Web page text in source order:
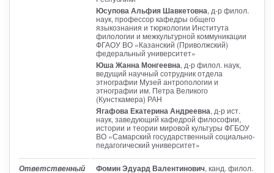
Юсупова Альфия Шавкетовна, д-р филол.
наук, профессор кафедры общего
языкознания и тюркологии Института
филологии и межкультурной коммуникации
ФГАОУ ВО «Казанский (Приволжский)
федеральный университет»
Юша Жанна Монгеевна, д-р филол. наук,
ведущий научный сотрудник отдела
этнографии Музей антропологии и
этнографии им. Петра Великого
(Кунсткамера) РАН
Ягафова Екатерина Андреевна, д-р ист.
наук, заведующий кафедрой философии,
истории и теории мировой культуры ФГБОУ
ВО «Самарский государственный социально-
педагогический университет»
Ответственный
Фомин Эдуард Валентинович, канд. филол.